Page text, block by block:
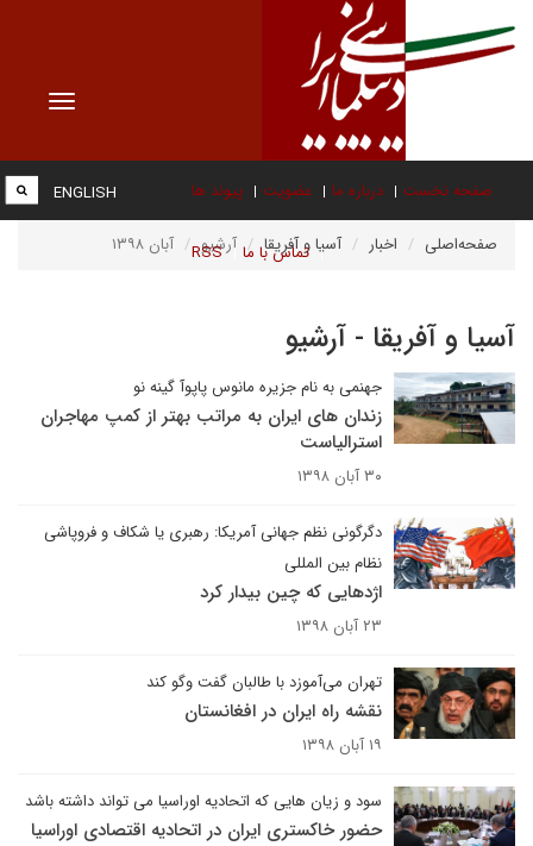
Toggle
صفحه نخست درباره ما عضویت پیوند ها
تماس با ما RSS
ENGLISH
صفحه‌اصلی اخبار آسیا و آفریقا آرشیو آبان ۱۳۹۸
آسیا و آفریقا - آرشیو
جهنمی به نام جزیره مانوس پاپوآ گینه نو
زندان های ایران به مراتب بهتر از کمپ مهاجران
استرالیاست
۳۰ آبان ۱۳۹۸
دگرگونی نظم جهانی آمریکا: رهبری یا شکاف و فروپاشی
نظام بین المللی
اژدهایی که چین بیدار کرد
۲۳ آبان ۱۳۹۸
تهران می‌آموزد با طالبان گفت وگو کند
نقشه راه ایران در افغانستان
۱۹ آبان ۱۳۹۸
سود و زیان هایی که اتحادیه اوراسیا می تواند داشته باشد
حضور خاکستری ایران در اتحادیه اقتصادی اوراسیا